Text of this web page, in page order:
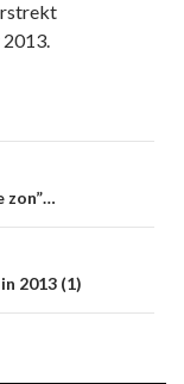
zon”…
2013 (1)